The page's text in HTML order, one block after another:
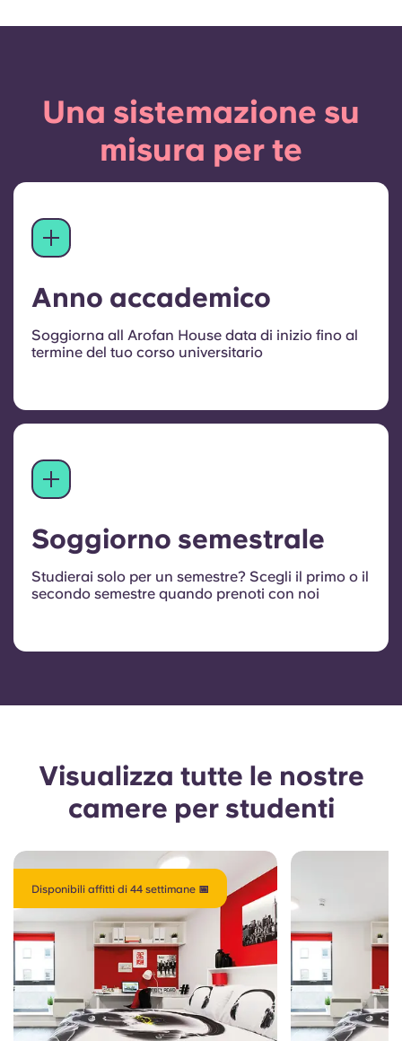
Una sistemazione su
misura per te
Anno accademico
Soggiorna all Arofan House data di inizio fino al
termine del tuo corso universitario
Soggiorno semestrale
Studierai solo per un semestre? Scegli il primo o il
secondo semestre quando prenoti con noi
Visualizza tutte le nostre
camere per studenti
Disponibili affitti di 44 settimane 📅